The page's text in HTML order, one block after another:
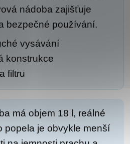
nádoba zajišťuje
bezpečné používání.
vysávání
konstrukce
filtru
má objem 18 l, reálné
popela je obvykle menší